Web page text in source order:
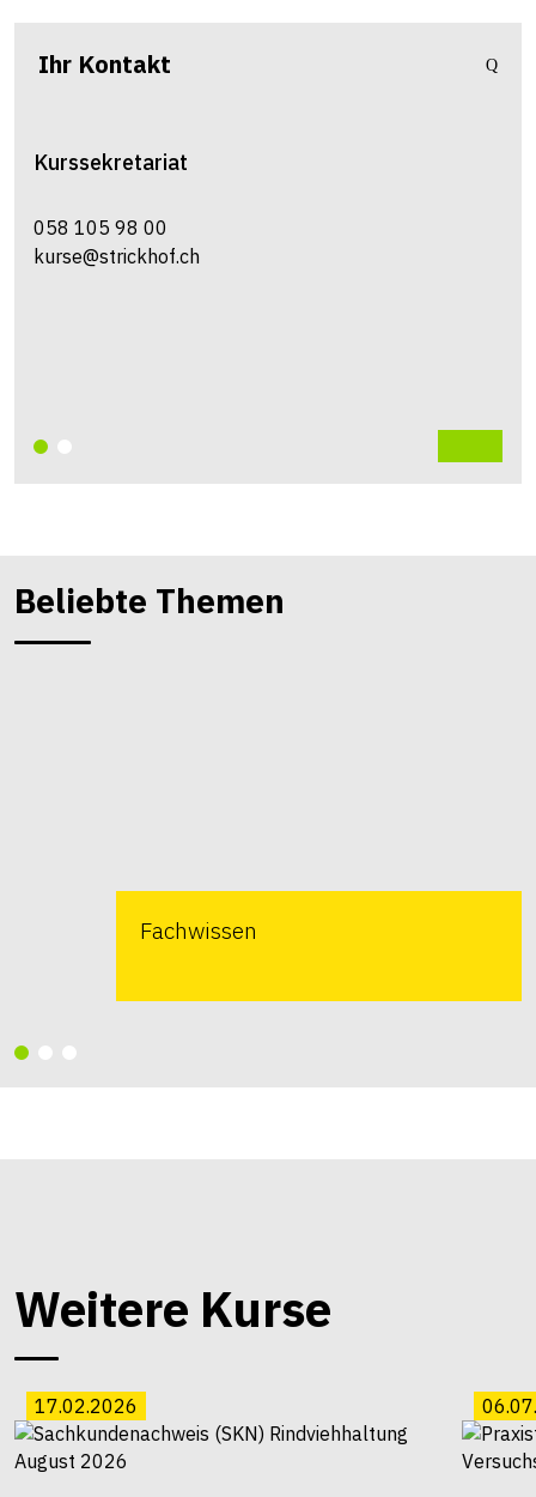
Ihr Kontakt
Kurssekretariat
058 105 98 00
kurse@strickhof.ch
Beliebte Themen
Fachwissen
Weitere Kurse
17.02.2026